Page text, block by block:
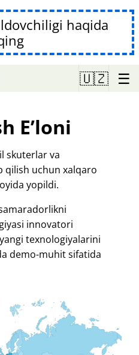
haqida
🇺🇿 ☰
Eʼloni
skuterlar va
qilish uchun xalqaro
yopildi.
innovatori
texnologiyalarini
demo-muhit sifatida